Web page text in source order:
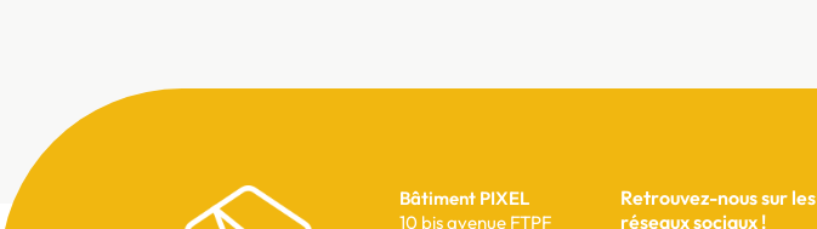
Bâtiment PIXEL
10 bis avenue FTPF
Retrouvez-nous sur les
réseaux sociaux !